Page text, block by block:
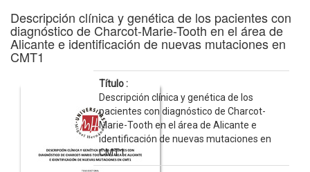
Descripción clínica y genética de los pacientes con
diagnóstico de Charcot-Marie-Tooth en el área de
Alicante e identificación de nuevas mutaciones en
CMT1
Título :
Descripción clínica y genética de los
pacientes con diagnóstico de Charcot-
Marie-Tooth en el área de Alicante e
identificación de nuevas mutaciones en
CMT1